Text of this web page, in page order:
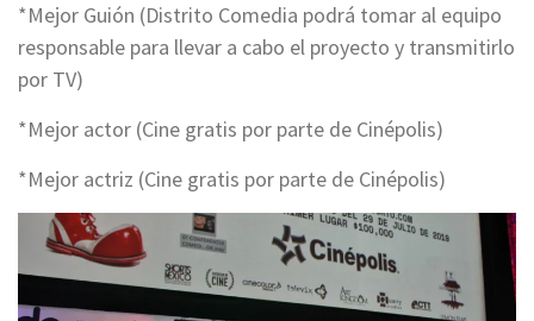
*Mejor Guión (Distrito Comedia podrá tomar al equipo
responsable para llevar a cabo el proyecto y transmitirlo
por TV)
*Mejor actor (Cine gratis por parte de Cinépolis)
*Mejor actriz (Cine gratis por parte de Cinépolis)